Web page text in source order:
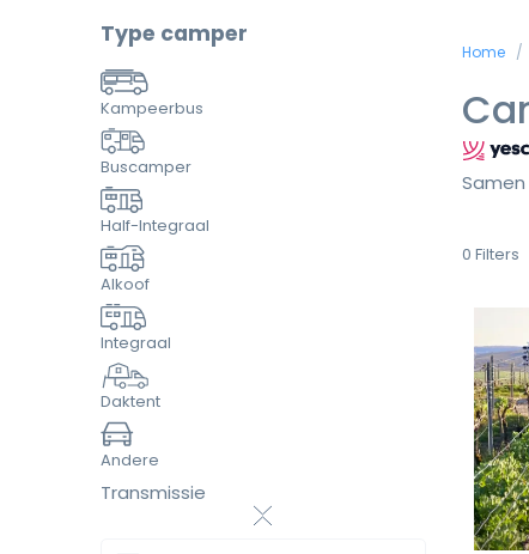
Home
0 Filters
Type camper
Kampeerbus
Buscamper
Half-Integraal
Alkoof
Integraal
Daktent
Andere
Transmissie